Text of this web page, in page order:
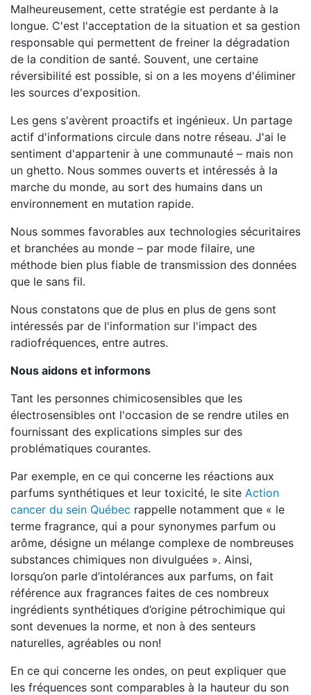
Malheureusement, cette stratégie est perdante à la
longue. C'est l'acceptation de la situation et sa gestion
responsable qui permettent de freiner la dégradation
de la condition de santé. Souvent, une certaine
réversibilité est possible, si on a les moyens d'éliminer
les sources d'exposition.
Les gens s'avèrent proactifs et ingénieux. Un partage
actif d'informations circule dans notre réseau. J'ai le
sentiment d'appartenir à une communauté – mais non
un ghetto. Nous sommes ouverts et intéressés à la
marche du monde, au sort des humains dans un
environnement en mutation rapide.
Nous sommes favorables aux technologies sécuritaires
et branchées au monde – par mode filaire, une
méthode bien plus fiable de transmission des données
que le sans fil.
Nous constatons que de plus en plus de gens sont
intéressés par de l'information sur l'impact des
radiofréquences, entre autres.
Nous aidons et informons
Tant les personnes chimicosensibles que les
électrosensibles ont l'occasion de se rendre utiles en
fournissant des explications simples sur des
problématiques courantes.
Par exemple, en ce qui concerne les réactions aux
parfums synthétiques et leur toxicité, le site Action
cancer du sein Québec rappelle notamment que « le
terme fragrance, qui a pour synonymes parfum ou
arôme, désigne un mélange complexe de nombreuses
substances chimiques non divulguées ». Ainsi,
lorsqu’on parle d’intolérances aux parfums, on fait
référence aux fragrances faites de ces nombreux
ingrédients synthétiques d’origine pétrochimique qui
sont devenues la norme, et non à des senteurs
naturelles, agréables ou non!
En ce qui concerne les ondes, on peut expliquer que
les fréquences sont comparables à la hauteur du son